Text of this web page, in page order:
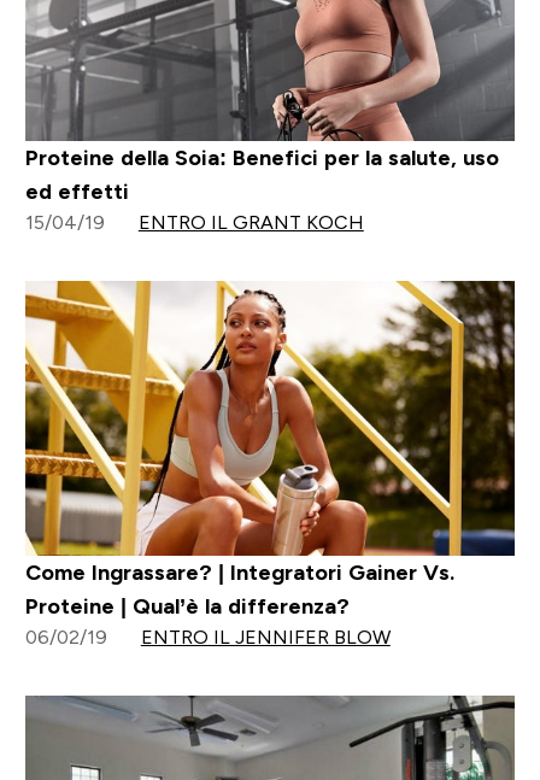
Proteine della Soia: Benefici per la salute, uso
ed effetti
15/04/19 ENTRO IL GRANT KOCH
Come Ingrassare? | Integratori Gainer Vs.
Proteine | Qual’è la differenza?
06/02/19 ENTRO IL JENNIFER BLOW